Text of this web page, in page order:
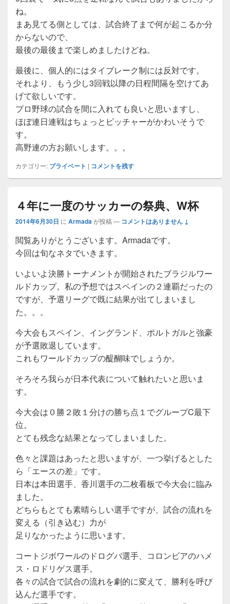
ね。
まあ見てる側としては、試合終了まで何が起こるか分
からないので、
最後の最後まで楽しめましたけどね。
最後に、個人的にはタイブレーク制には反対です。
それより、もう少し3回戦以降の日程間隔を空けてあ
げて欲しいです。
プロ野球の試合を間に入れても良いと思いますし、
ほぼ連日連戦はちょっとピッチャーがかわいそうで
す。
高野連の方お願いします。。。
カテゴリー: プライベート | コメントを残す
４年に一度のサッカーの祭典、W杯
2014年6月30日 に Armadaが投稿 — コメントはありません ↓
閲覧ありがとうございます。Armadaです。
今回は旬なネタでいきます。
いよいよ決勝トーナメントが開始されたブラジルワー
ルドカップ。私の予想ではスペインの２連覇だったの
ですが、予選リーグで既に結果が出てしまいまし
た。。。
今大会もスペイン、イングランド、ポルトガルと強豪
が予選敗退しています。
これもワールドカップの醍醐味でしょうか。
そろそろ我らが日本代表について触れたいと思いま
す。
今大会は０勝２敗１分けの勝ち点１でグループC最下
位。
とても残念な結果となってしまいました。
色々と課題はあったと思いますが、一つ挙げるとした
ら「エースの差」です。
日本は本田選手、香川選手の二枚看板で今大会に臨み
ました。
どちらもとても素晴らしい選手ですが、試合の流れを
変える（引き込む）力が
足りなかったように思います。
コートジボワールのドログバ選手、コロンビアのハメ
ス・ロドリゲス選手。
各々の試合で試合の流れを劇的に変えて、勝利を呼び
込んだ選手です。